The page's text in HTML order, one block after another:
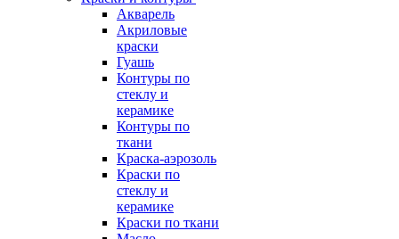
Акварель
Акриловые
краски
Гуашь
Контуры по
стеклу и
керамике
Контуры по
ткани
Краска-аэрозоль
Краски по
стеклу и
керамике
Краски по ткани